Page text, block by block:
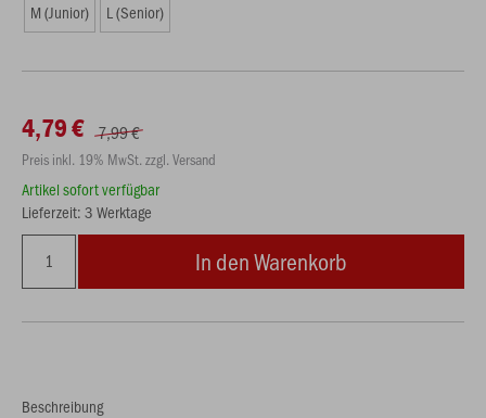
M (Junior) L (Senior)
4,79 € 7,99 €
Preis inkl. 19% MwSt. zzgl. Versand
Artikel sofort verfügbar
Lieferzeit: 3 Werktage
In den Warenkorb
Beschreibung